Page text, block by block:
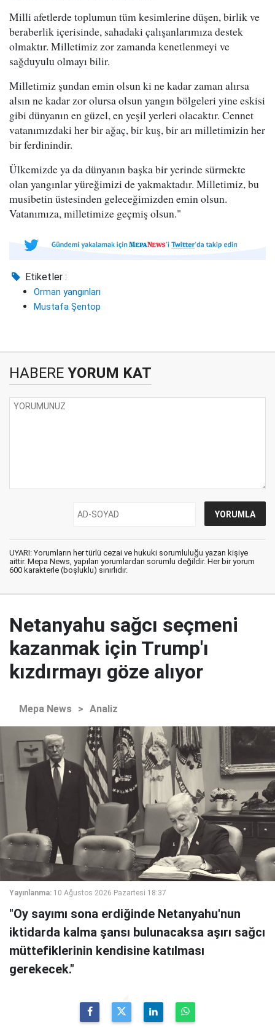
Milli afetlerde toplumun tüm kesimlerine düşen, birlik ve
beraberlik içerisinde, sahadaki çalışanlarımıza destek
olmaktır. Milletimiz zor zamanda kenetlenmeyi ve
sağduyulu olmayı bilir.
Milletimiz şundan emin olsun ki ne kadar zaman alırsa
alsın ne kadar zor olursa olsun yangın bölgeleri yine eskisi
gibi dünyanın en güzel, en yeşil yerleri olacaktır. Cennet
vatanımızdaki her bir ağaç, bir kuş, bir arı milletimizin her
bir ferdinindir.
Ülkemizde ya da dünyanın başka bir yerinde sürmekte
olan yangınlar yüreğimizi de yakmaktadır. Milletimiz, bu
musibetin üstesinden geleceğimizden emin olsun.
Vatanımıza, milletimize geçmiş olsun."
Etiketler :
Orman yangınları
Mustafa Şentop
HABERE YORUM KAT
UYARI: Yorumların her türlü cezai ve hukuki sorumluluğu yazan kişiye
aittir. Mepa News, yapılan yorumlardan sorumlu değildir. Her bir yorum
600 karakterle (boşluklu) sınırlıdır.
Netanyahu sağcı seçmeni
kazanmak için Trump'ı
kızdırmayı göze alıyor
Mepa News > Analiz
Yayınlanma: 10 Ağustos 2026 Pazartesi 18:37
"Oy sayımı sona erdiğinde Netanyahu'nun
iktidarda kalma şansı bulunacaksa aşırı sağcı
müttefiklerinin kendisine katılması
gerekecek."